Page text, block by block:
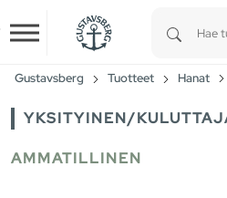
Skip to main content
Gustavsberg Tuotteet Hanat
YKSITYINEN/
AMMATILLINEN